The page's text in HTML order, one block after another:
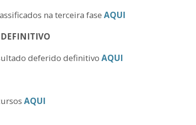
na terceira fase AQUI
deferido definitivo AQUI
AQUI